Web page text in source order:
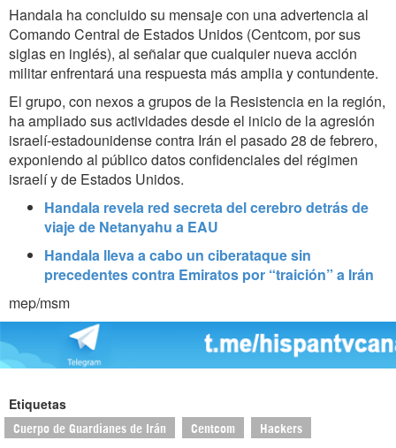
Handala ha concluido su mensaje con una advertencia al
Comando Central de Estados Unidos (Centcom, por sus
siglas en inglés), al señalar que cualquier nueva acción
militar enfrentará una respuesta más amplia y contundente.
El grupo, con nexos a grupos de la Resistencia en la región,
ha ampliado sus actividades desde el inicio de la agresión
israelí-estadounidense contra Irán el pasado 28 de febrero,
exponiendo al público datos confidenciales del régimen
israelí y de Estados Unidos.
Handala revela red secreta del cerebro detrás de
viaje de Netanyahu a EAU
Handala lleva a cabo un ciberataque sin
precedentes contra Emiratos por “traición” a Irán
mep/msm
Etiquetas
Cuerpo de Guardianes de Irán Centcom Hackers